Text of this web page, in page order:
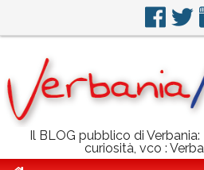
Il BLOG pubblico di
curiosità, vco :